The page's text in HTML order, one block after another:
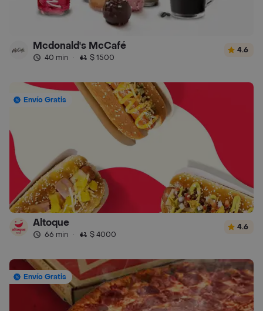
Mcdonald's McCafé
40 min · $ 1500
4.6
Envío Gratis
Altoque
66 min · $ 4000
4.6
Envío Gratis